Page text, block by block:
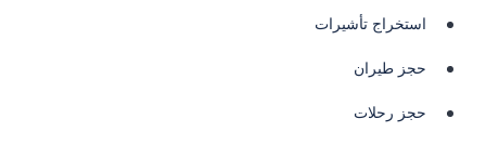
استخراج تأشيرات
حجز طيران
حجز رحلات